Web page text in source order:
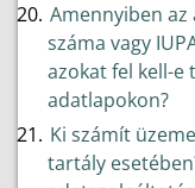
Amennyiben az
száma vagy
azokat fel kell-
adatlapokon?
Ki számít
tartály